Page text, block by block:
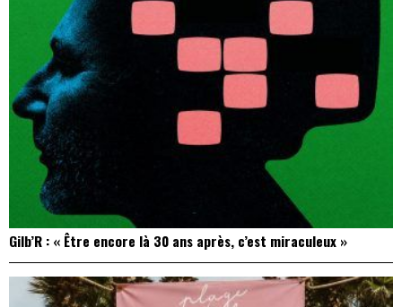
Gilb’R : « Être encore là 30 ans après, c’est miraculeux »